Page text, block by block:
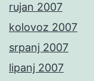
rujan 2007
kolovoz 2007
srpanj 2007
lipanj 2007